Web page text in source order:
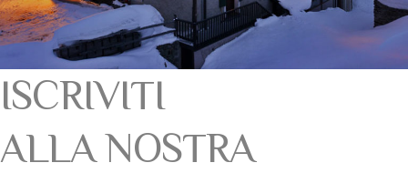
ISCRIVITI
ALLA NOSTRA